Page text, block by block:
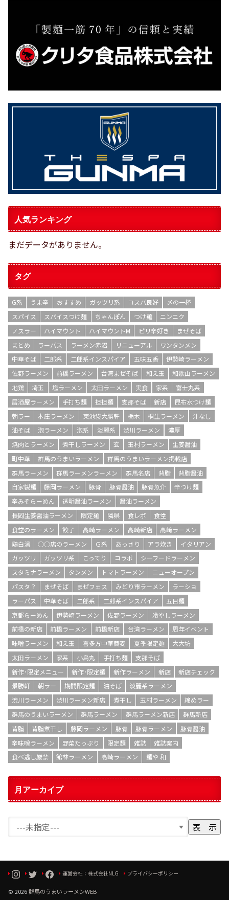
人気ランキング
まだデータがありません。
タグ
G系 うま辛 おすすめ ガッツリ系 コスパ良好
〆の一杯
スパイス
スパイスつけ麺 ちゃんぽん つけ麺
ニンニク
ノスラー
ハイマウント ハイマウントM ピリ辛好き
まぜそば
まとめ
ラーパス ラーメン赤沼 リニューアル
ワンタンメン
中華そば
二郎系 二郎系インスパイア 五味五香
伊勢崎ラーメン
佐野ラーメン
前橋ラーメン 台湾まぜそば 和え玉
和歌山ラーメン
地鶏
埼玉 塩ラーメン 太田ラーメン 実食 家系
富士丸系
居酒屋ラーメン
手打ち麺 担担麺 支那そば 新店
昆布水つけ麺
朝ラー
本庄ラーメン 東池袋大勝軒 栃木 桐生ラーメン
汁なし
油そば
泡ラーメン 泡系 淡麗系 渋川ラーメン
濃厚
焼肉とラーメン
煮干しラーメン 玄 玉村ラーメン
生姜醤油
町中華
群馬のうまいラーメン
群馬のうまいラーメン掲載店
群馬ラーメン
群馬ラーメンラーメン 群馬名店 背脂
背脂醤油
自家製麺
藤岡ラーメン 豚骨 豚骨醤油 豚骨魚介
辛つけ麺
辛みそらーめん
透明醤油ラーメン
醤油ラーメン
長岡生姜醤油ラーメン
限定麺 隣県 食レポ
食堂
食堂のラーメン
餃子 高崎ラーメン 高崎新店
高﨑ラーメン
鶏白湯
○○店のラーメン Ｇ系 あっさり アラ炊き
イタリアン
ガッツリ
ガッツリ系 こってり コラボ
シーフードラーメン
スタミナラーメン
タンメン トマトラーメン
ニューオープン
パスタ？
まぜそば まぜフェス みどり市ラーメン
ラーショ
ラーパス
中華そば 二郎系 二郎系インスパイア
五目麺
京都らーめん
伊勢崎ラーメン 佐野ラーメン
冷やしラーメン
前橋の新店
前橋ラーメン 前橋新店 台湾ラーメン
周年イベント
味噌ラーメン
和え玉 喜多方中華蕎麦 夏季限定麺
大大坊
太田ラーメン
家系 小烏丸 手打ち麺
支那そば
新作･限定メニュー
新作･限定麺 新作ラーメン 新店
新店チェック
景勝軒
朝ラー 期間限定麺 油そば
淡麗系ラーメン
渋川ラーメン
渋川ラーメン新店 煮干し 玉村ラーメン
締めラー
群馬のうまいラーメン
群馬ラーメン 群馬ラーメン新店
群馬新店
背脂
背脂煮干し 藤岡ラーメン 豚骨 豚骨ラーメン
豚骨醤油
辛味噌ラーメン
野菜たっぷり 限定麺 雑誌
雑誌案内
食べ逃し厳禁
館林ラーメン 高崎ラーメン 麺や 和
月アーカイブ
運営会社：株式会社NLG プライバシーポリシー
© 2026群馬のうまいラーメンWEB